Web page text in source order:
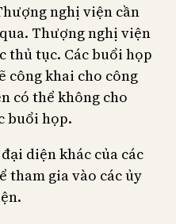
nghị viện cần
Thượng nghị viện
thủ tục. Các buổi họp
công khai cho công
có thể không cho
buổi họp.
diện khác của các
tham gia vào các ủy